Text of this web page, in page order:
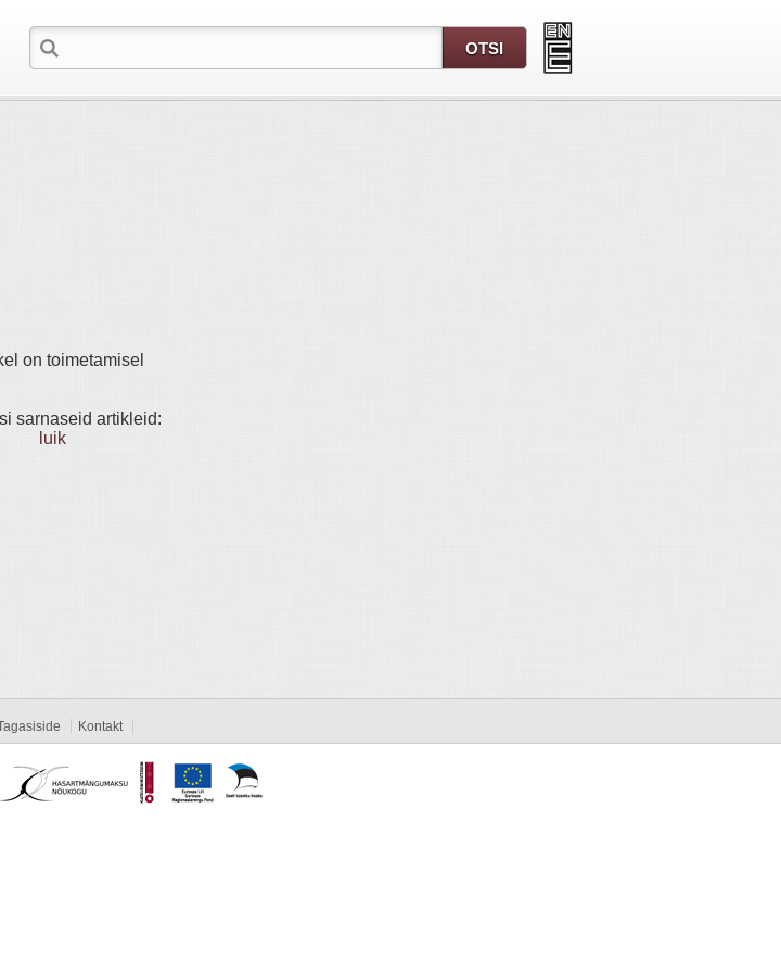
on toimetamisel
sarnaseid artikleid:
luik
Kontakt